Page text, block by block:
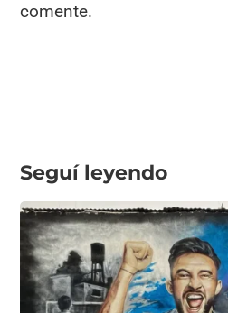
comente.
Seguí leyendo